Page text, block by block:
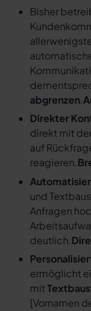
Bisher
abgrenzen.
Direkter
direkt mit
auf
reagieren.
und
Anfragen
deutlich.
ermöglicht
mit
[Vornamen